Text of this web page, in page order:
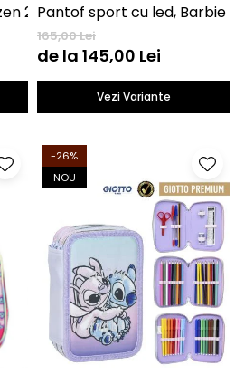
29 cm
Pantof sport cu led, Barbie
165,00 Lei
de la 145,00 Lei
Vezi Variante
-26%
NOU